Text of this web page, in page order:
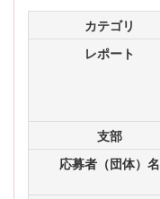
カテゴリ
レポート
支部
応募者（団体）名